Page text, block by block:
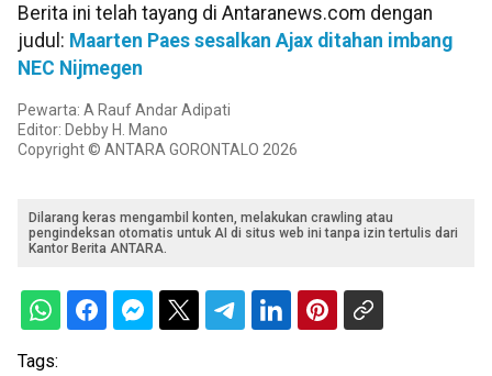
Berita ini telah tayang di Antaranews.com dengan
judul: Maarten Paes sesalkan Ajax ditahan imbang
NEC Nijmegen
Pewarta: A Rauf Andar Adipati
Editor: Debby H. Mano
Copyright © ANTARA GORONTALO 2026
Dilarang keras mengambil konten, melakukan crawling atau
pengindeksan otomatis untuk AI di situs web ini tanpa izin tertulis dari
Kantor Berita ANTARA.
Tags: